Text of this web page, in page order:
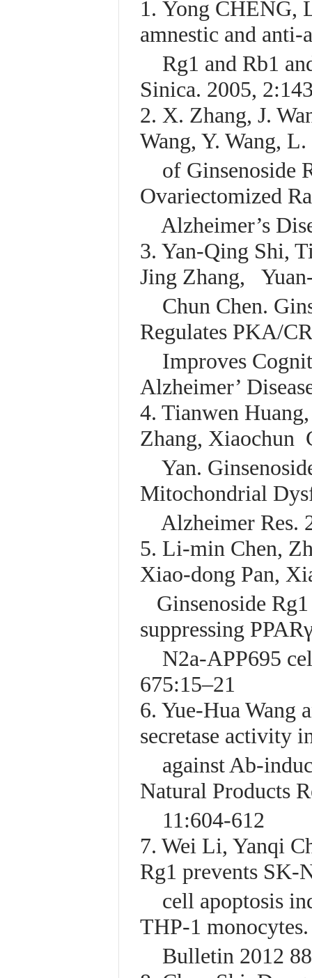
1. Yong CHENG,
amnestic and
Rg1 and Rb1
Sinica. 2005,
2. X. Zhang, J.
Wang, Y. Wang,
of Ginsenoside
Ovariectomized
Alzheimer’s
3. Yan-Qing Shi,
Jing Zhang,
Chun Chen.
Regulates PKA/
Improves
Alzheimer’
4. Tianwen
Zhang, Xiaochun
Yan.
Mitochondrial
Alzheimer Res.
5. Li-min Chen,
Xiao-dong Pan,
Ginsenoside
suppressing
N2a-APP695
675:15–21
6. Yue-Hua Wang
secretase activity
against Ab-
Natural Products
11:604-612
7. Wei Li, Yanqi
Rg1 prevents SK-
cell apoptosis
THP-1
Bulletin 2012